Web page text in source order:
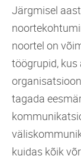
Järgmisel
noortel on
töögrupid, kus
tagada
kuidas kõik